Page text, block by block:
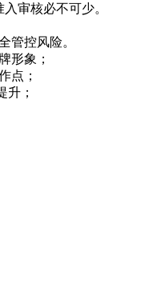
审核必不可少。
管控风险。
形象；
点；
升；